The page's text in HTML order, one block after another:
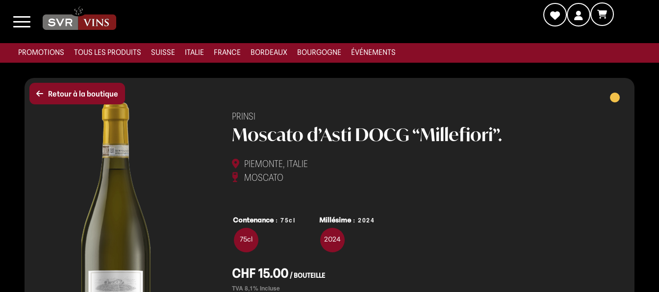
PROMOTIONS TOUS LES PRODUITS SUISSE ITALIE FRANCE BORDEAUX BOURGOGNE ÉVÉNEMENTS
Retour à la boutique
PRINSI
Moscato d’Asti DOCG “Millefiori”.
PIEMONTE, ITALIE
MOSCATO
Contenance : 75cl
75cl
Millésime : 2024
2024
CHF 15.00